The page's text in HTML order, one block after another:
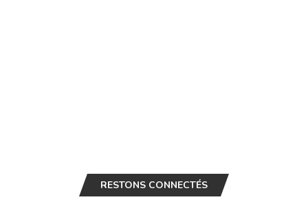
RESTONS CONNECTÉS